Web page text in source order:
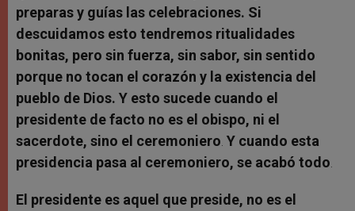
preparas y guías las celebraciones. Si
descuidamos esto tendremos ritualidades
bonitas, pero sin fuerza, sin sabor, sin sentido
porque no tocan el corazón y la existencia del
pueblo de Dios. Y esto sucede cuando el
presidente de facto no es el obispo, ni el
sacerdote, sino el ceremoniero Y cuando esta
presidencia pasa al ceremoniero, se acabó todo
El presidente es aquel que preside, no es el